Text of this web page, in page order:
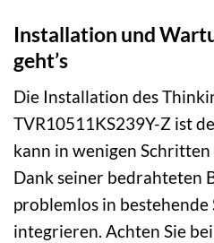
Installation und
geht’s
Die Installation des
TVR10511KS239Y-Z ist
kann in wenigen
Dank seiner bedrahteten
problemlos in bestehende
integrieren. Achten Sie